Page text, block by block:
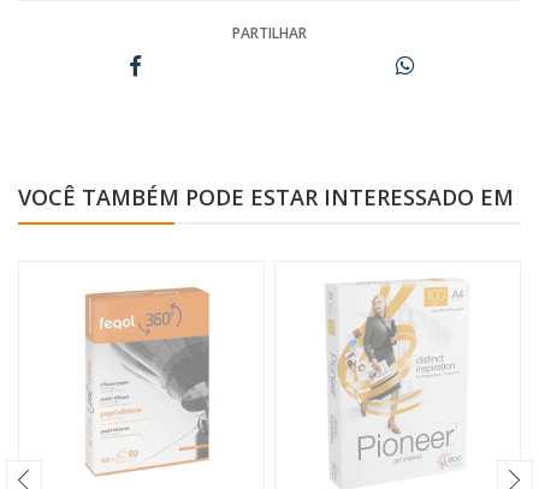
PARTILHAR
VOCÊ TAMBÉM PODE ESTAR INTERESSADO EM